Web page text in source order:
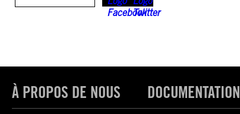
À PROPOS DE NOUS DOCUMENTATION